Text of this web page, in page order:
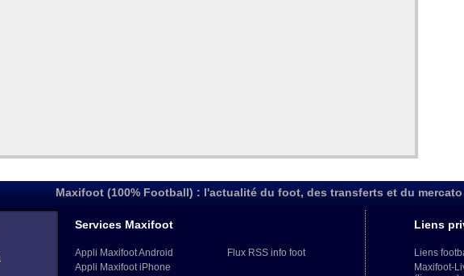
Maxifoot (100% Football) : l'actualité du foot, des transferts et du mercato
Services Maxifoot
Appli Maxifoot Android
Appli Maxifoot iPhone
Flux RSS info foot
Liens
Liens
Maxifoot-